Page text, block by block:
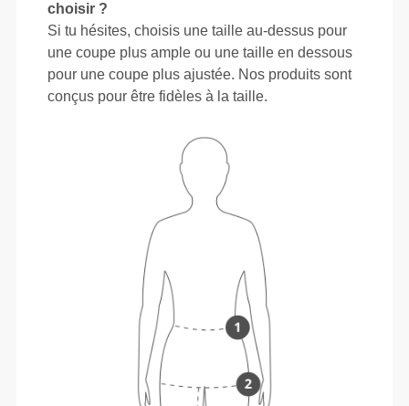
choisir ?
Si tu hésites, choisis une taille au-dessus pour
une coupe plus ample ou une taille en dessous
pour une coupe plus ajustée. Nos produits sont
conçus pour être fidèles à la taille.